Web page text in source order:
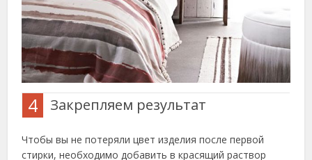
4 Закрепляем результат
Чтобы вы не потеряли цвет изделия после первой
стирки, необходимо добавить в красящий раствор